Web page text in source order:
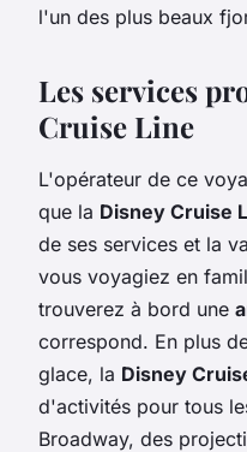
l'un des plus beaux
Les services
Cruise Line
L'opérateur de ce
que la Disney Cruise
de ses services et la
vous voyagiez en
trouverez à bord une
correspond. En plus
glace, la Disney
d'activités pour tous
Broadway, des